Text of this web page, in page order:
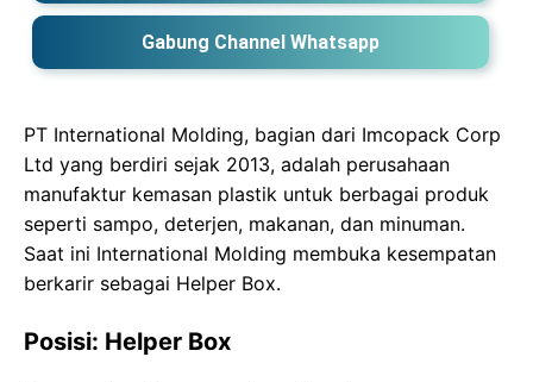
Gabung Channel Whatsapp
PT International Molding, bagian dari Imcopack Corp
Ltd yang berdiri sejak 2013, adalah perusahaan
manufaktur kemasan plastik untuk berbagai produk
seperti sampo, deterjen, makanan, dan minuman.
Saat ini International Molding membuka kesempatan
berkarir sebagai Helper Box.
Posisi: Helper Box